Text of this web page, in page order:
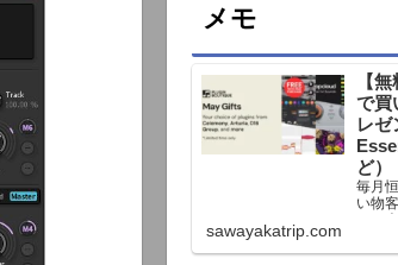
メモ
【
で買
レ
ど）
毎月
い物
る」
定額
sawayakatrip.com